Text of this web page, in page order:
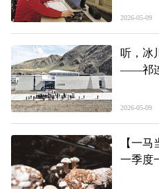
2026-05-09
听，冰
——祁
2026-05-09
【一马
一季度